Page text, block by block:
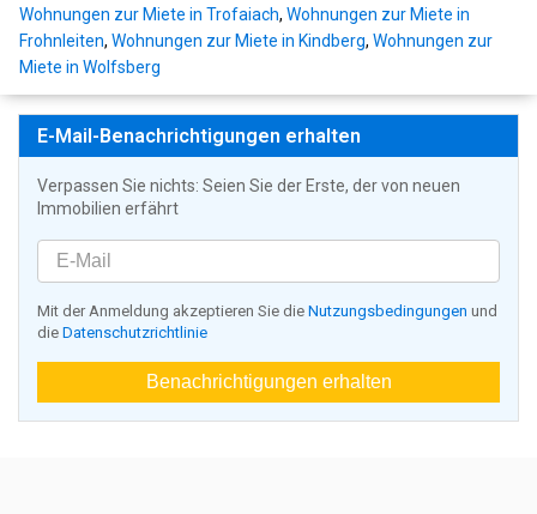
Wohnungen zur Miete in Trofaiach, Wohnungen zur Miete in
Frohnleiten, Wohnungen zur Miete in Kindberg, Wohnungen zur
Miete in Wolfsberg
E-Mail-Benachrichtigungen erhalten
Verpassen Sie nichts: Seien Sie der Erste, der von neuen
Immobilien erfährt
Mit der Anmeldung akzeptieren Sie die Nutzungsbedingungen und
die Datenschutzrichtlinie
Benachrichtigungen erhalten